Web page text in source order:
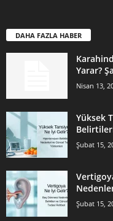
DAHA FAZLA HABER
Yarar?
Nisan 13,
Yüksek
Şubat 15,
Şubat 15,